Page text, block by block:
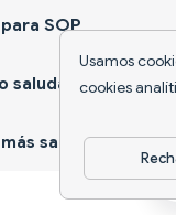
Usamos
cookies
SOP
saludable
sano